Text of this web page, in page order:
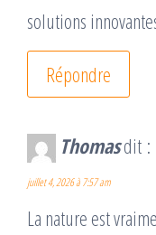
solutions
Répondre
Thomasdit :
juillet 4, 2026 à 7:57 am
La nature est